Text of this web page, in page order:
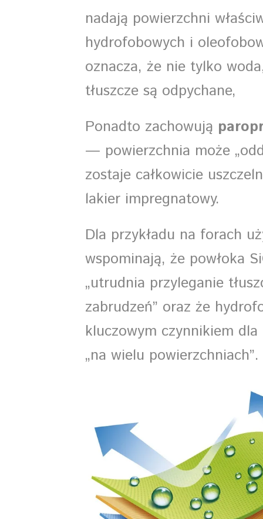
nadają powierzchni
hydrofobowych i
oznacza, że nie tylko
tłuszcze są odpychane,
Ponadto zachowują
— powierzchnia może
zostaje całkowicie
lakier impregnatowy.
Dla przykładu na forach
wspominają, że powłoka
„utrudnia przyleganie
zabrudzeń” oraz że
kluczowym czynnikiem dla
„na wielu powierzchniach”.